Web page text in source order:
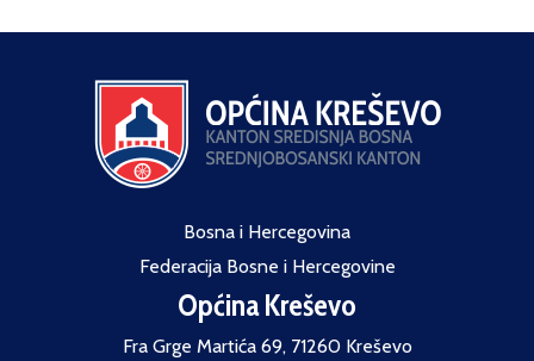
Bosna i Hercegovina
Federacija Bosne i Hercegovine
Općina Kreševo
Fra Grge Martića 69, 71260 Kreševo